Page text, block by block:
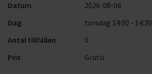
Datum
2026-08-06
Dag
torsdag 14:00 - 14:30
Antal tillfällen
0
Pris
Gratis